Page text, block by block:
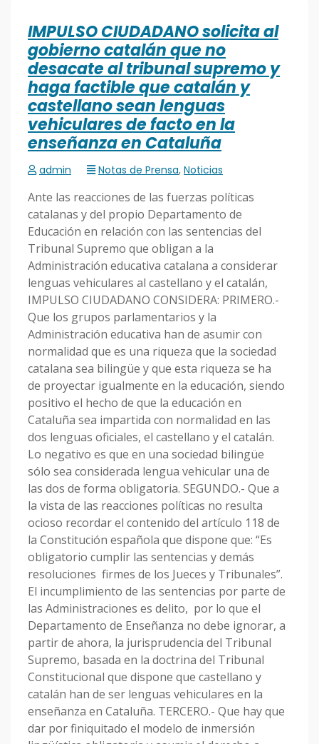
IMPULSO CIUDADANO solicita al
gobierno catalán que no
desacate al tribunal supremo y
haga factible que catalán y
castellano sean lenguas
vehiculares de facto en la
enseñanza en Cataluña
admin Notas de Prensa, Noticias
Ante las reacciones de las fuerzas políticas
catalanas y del propio Departamento de
Educación en relación con las sentencias del
Tribunal Supremo que obligan a la
Administración educativa catalana a considerar
lenguas vehiculares al castellano y el catalán,
IMPULSO CIUDADANO CONSIDERA: PRIMERO.-
Que los grupos parlamentarios y la
Administración educativa han de asumir con
normalidad que es una riqueza que la sociedad
catalana sea bilingüe y que esta riqueza se ha
de proyectar igualmente en la educación, siendo
positivo el hecho de que la educación en
Cataluña sea impartida con normalidad en las
dos lenguas oficiales, el castellano y el catalán.
Lo negativo es que en una sociedad bilingüe
sólo sea considerada lengua vehicular una de
las dos de forma obligatoria. SEGUNDO.- Que a
la vista de las reacciones políticas no resulta
ocioso recordar el contenido del artículo 118 de
la Constitución española que dispone que: “Es
obligatorio cumplir las sentencias y demás
resoluciones firmes de los Jueces y Tribunales”.
El incumplimiento de las sentencias por parte de
las Administraciones es delito, por lo que el
Departamento de Enseñanza no debe ignorar, a
partir de ahora, la jurisprudencia del Tribunal
Supremo, basada en la doctrina del Tribunal
Constitucional que dispone que castellano y
catalán han de ser lenguas vehiculares en la
enseñanza en Cataluña. TERCERO.- Que hay que
dar por finiquitado el modelo de inmersión